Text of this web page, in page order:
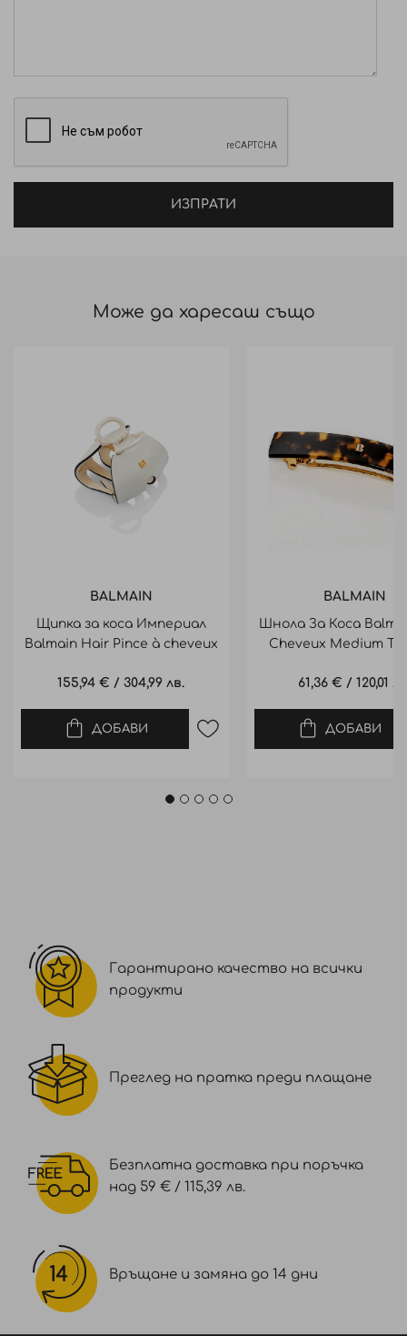
ИЗПРАТИ
Може да харесаш също
BALMAIN
Щипка за коса Империал
Balmain Hair Pince à cheveux
155,94 € / 304,99 лв.
ДОБАВИ
BALMAIN
Шнола За Коса
Cheveux Medium
61,36 € /120,01
ДОБАВИ
Гарантирано качество на всички
продукти
Преглед на пратка преди плащане
Безплатна доставка при поръчка
над 59 € / 115,39 лв.
Връщане и замяна до 14 дни